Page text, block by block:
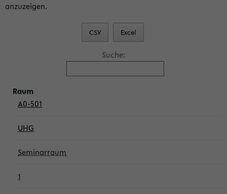
anzuzeigen.
CSV Excel
Suche:
A0-501
UHG
Seminarraum
1